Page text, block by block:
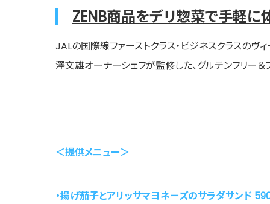
ZENB商品をデリ惣菜で手軽に
JALの国際線ファーストクラス・ビジネスクラスのヴ
澤文雄オーナーシェフが監修した、グルテンフリー
＜提供メニュー＞
・揚げ茄子とアリッサマヨネーズのサラダサンド 590